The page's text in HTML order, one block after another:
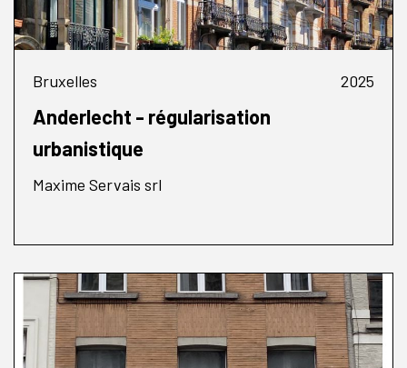
Bruxelles 2025
Anderlecht - régularisation
urbanistique
Maxime Servais srl